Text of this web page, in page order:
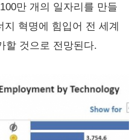
만 개의 일자리를 만들
지 혁명에 힘입어 전 세계
할 것으로 전망된다.